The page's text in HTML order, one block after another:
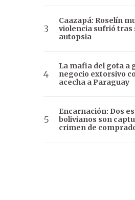
Caazapá: Roselín
violencia sufrió tras
autopsia
La mafia del gota a
negocio extorsivo
acecha a Paraguay
Encarnación: Dos
bolivianos son
crimen de